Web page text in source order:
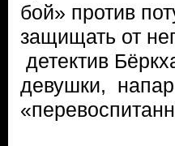
бой» против
защищать от
детектив
девушки,